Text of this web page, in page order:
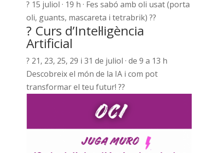
? 15 juliol · 19 h · Fes sabó amb oli usat (porta
oli, guants, mascareta i tetrabrik) ??
? Curs d’Intel·ligència
Artificial
? 21, 23, 25, 29 i 31 de juliol · de 9 a 13 h
Descobreix el món de la IA i com pot
transformar el teu futur! ??